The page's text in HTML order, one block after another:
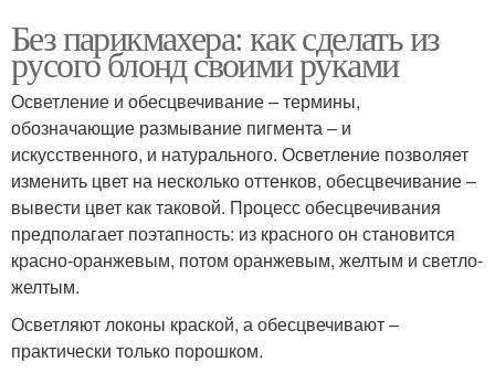
Без парикмахера: как сделать из
русого блонд своими руками
Осветление и обесцвечивание – термины,
обозначающие размывание пигмента – и
искусственного, и натурального. Осветление позволяет
изменить цвет на несколько оттенков, обесцвечивание –
вывести цвет как таковой. Процесс обесцвечивания
предполагает поэтапность: из красного он становится
красно-оранжевым, потом оранжевым, желтым и светло-
желтым.
Осветляют локоны краской, а обесцвечивают –
практически только порошком.